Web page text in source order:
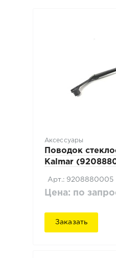
Аксессуары
Поводок
Kalmar
Арт.: 9208880005
Цена: по
Заказать